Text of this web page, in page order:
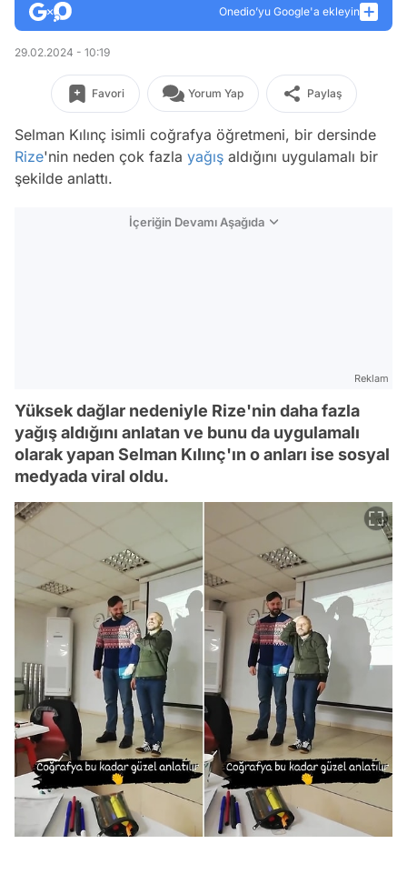
Onedio’yu Google'a ekleyin
29.02.2024 - 10:19
Favori Yorum Yap Paylaş
Selman Kılınç isimli coğrafya öğretmeni, bir dersinde
Rize'nin neden çok fazla yağış aldığını uygulamalı bir
şekilde anlattı.
İçeriğin Devamı Aşağıda
Reklam
Yüksek dağlar nedeniyle Rize'nin daha fazla
yağış aldığını anlatan ve bunu da uygulamalı
olarak yapan Selman Kılınç'ın o anları ise sosyal
medyada viral oldu.